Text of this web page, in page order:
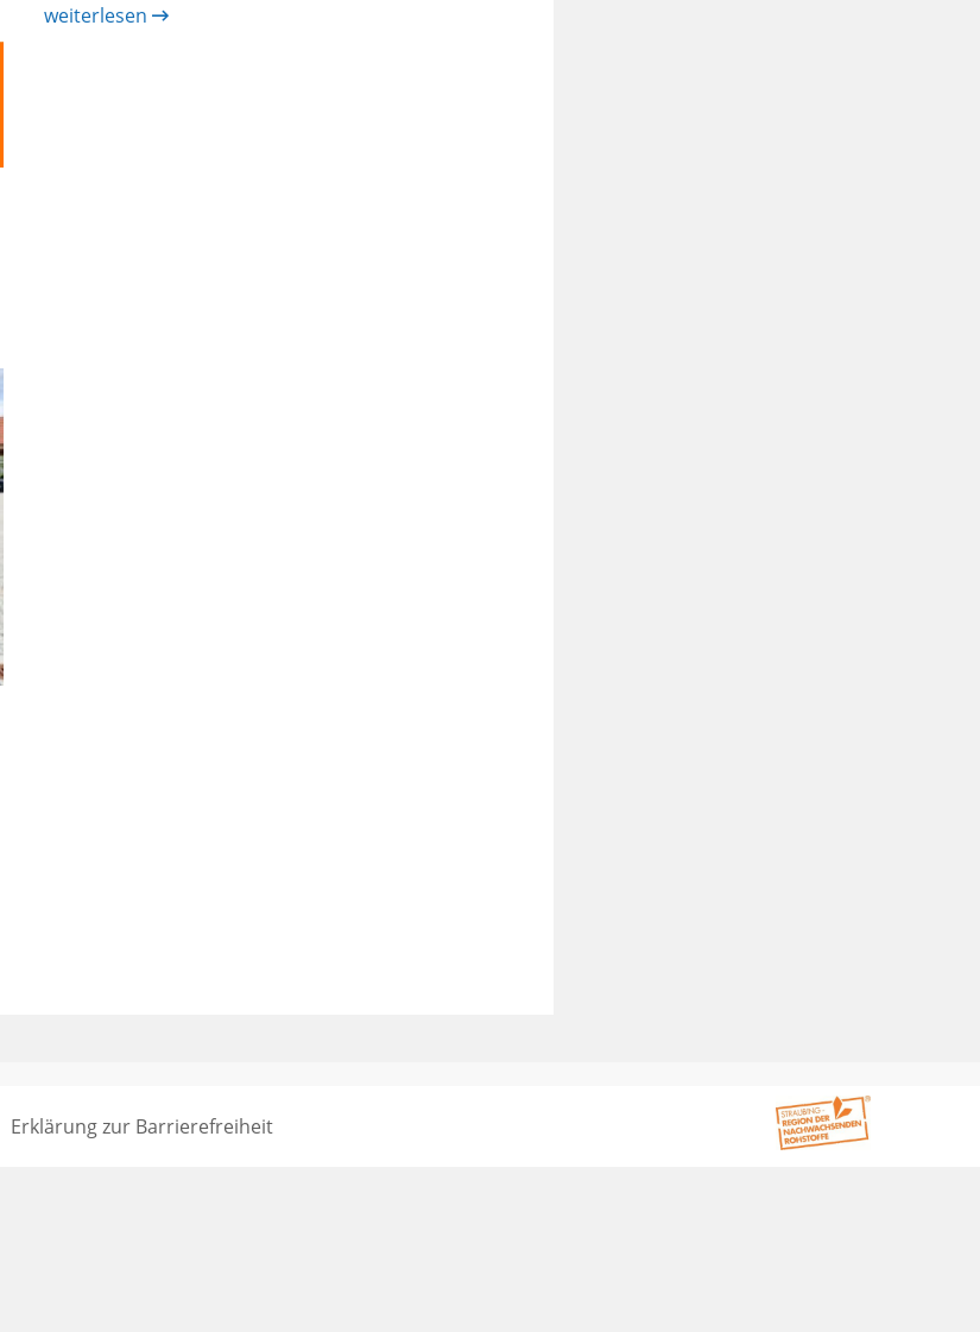
weiterlesen
Erklärung zur Barrierefreiheit